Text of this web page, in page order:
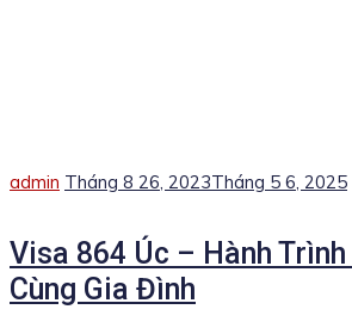
Author
admin Posted
Tháng 8 26, 2023Tháng 5 6, 2025
Visa 864 Úc – Hành Trình
Cùng Gia Đình